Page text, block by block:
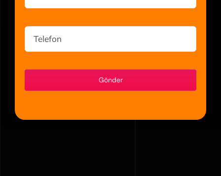
Gönder